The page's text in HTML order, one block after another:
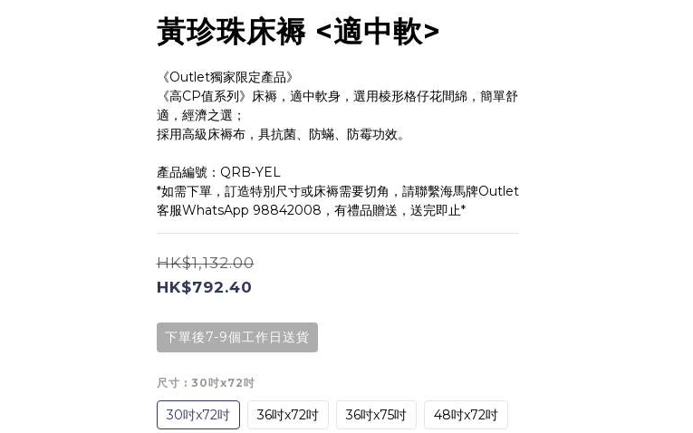
黃珍珠床褥 <適中軟>
《Outlet獨家限定產品》
《高CP值系列》床褥，適中軟身，選用棱形格仔花間綿，簡單舒
適，經濟之選；
採用高級床褥布，具抗菌、防蟎、防霉功效。
產品編號：QRB-YEL
*如需下單，訂造特別尺寸或床褥需要切角，請聯繫海馬牌Outlet
客服WhatsApp 98842008，有禮品贈送，送完即止*
HK$1,132.00
HK$792.40
下單後7-9個工作日送貨
尺寸 : 30吋x72吋
30吋x72吋 36吋x72吋 36吋x75吋 48吋x72吋